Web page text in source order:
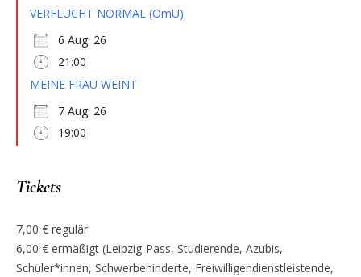
VERFLUCHT NORMAL (OmU)
6 Aug. 26
21:00
MEINE FRAU WEINT
7 Aug. 26
19:00
Tickets
7,00 € regulär
6,00 € ermäßigt (Leipzig-Pass, Studierende, Azubis,
Schüler*innen, Schwerbehinderte, Freiwilligendienstleistende,